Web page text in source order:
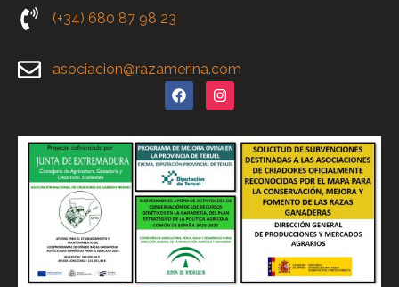
(+34) 680 87 98 23
asociacion@razamerina.com